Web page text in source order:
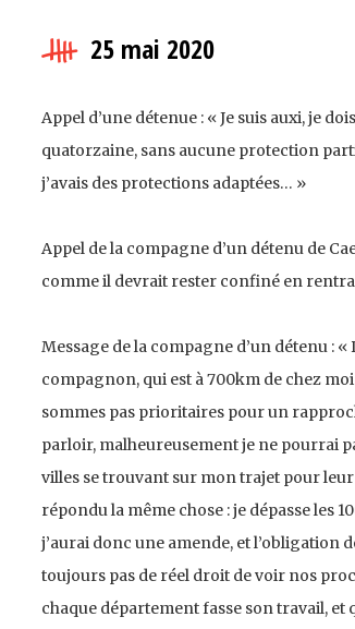
25 mai 2020
Appel d’une détenue : « Je suis auxi, je
quatorzaine, sans aucune protection
j’avais des protections adaptées… »
Appel de la compagne d’un détenu de
comme il devrait rester confiné en
Message de la compagne d’un détenu :
compagnon, qui est à 700km de chez
sommes pas prioritaires pour un
parloir, malheureusement je ne pourrai
villes se trouvant sur mon trajet pour
répondu la même chose : je dépasse les
j’aurai donc une amende, et l’obligation
toujours pas de réel droit de voir nos
chaque département fasse son travail,